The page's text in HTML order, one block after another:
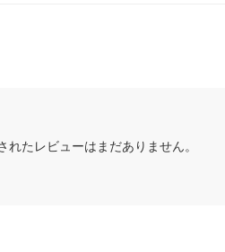
れたレビューはまだありません。